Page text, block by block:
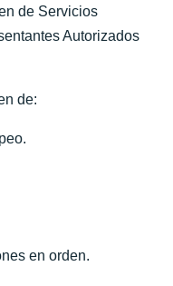
de Servicios
Autorizados
de:
en orden.